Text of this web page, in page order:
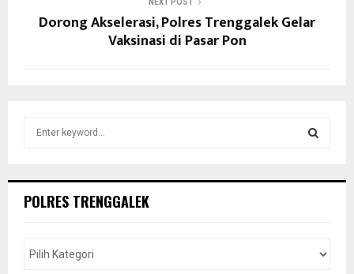
Dorong Akselerasi, Polres Trenggalek Gelar
Vaksinasi di Pasar Pon
hPOLRES TRENGGALEK